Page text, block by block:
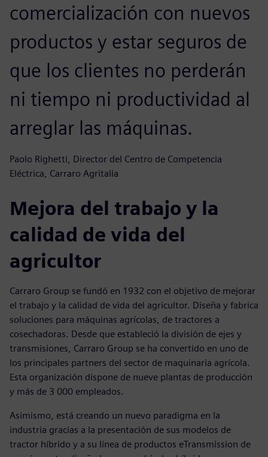
comercialización con nuevos
productos y estar seguros de
que los clientes no perderán
ni tiempo ni productividad al
arreglar las máquinas.
Paolo Righetti, Director del Centro de Competencia
Eléctrica, Carraro Agritalia
Mejora del trabajo y la
calidad de vida del
agricultor
Carraro Group se fundó en 1932 con el objetivo de mejorar
el trabajo y la calidad de vida del agricultor. Diseña y fabrica
soluciones para máquinas agrícolas, de tractores a
cosechadoras. Desde que estableció la división de ejes y
transmisiones, Carraro Group se ha convertido en uno de
los principales partners del sector de maquinaria agrícola.
Esta organización dispone de nueve plantas de producción
y más de 3 000 empleados.
Asimismo, está creando un nuevo paradigma en la
industria gracias a la presentación de sus modelos de
tractor híbrido y a su línea de productos eTransmission de